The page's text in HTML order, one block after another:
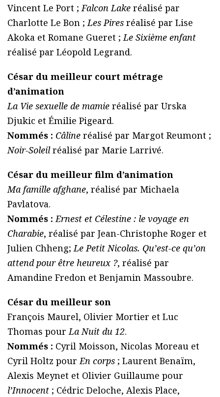
Vincent Le Port ;Falcon Lake réalisé par
Charlotte Le Bon ;Les Pires réalisé par Lise
Akoka et Romane Gueret ;Le Sixième enfant
réalisé par Léopold Legrand.
César du meilleur court métrage
d’animation
La Vie sexuelle de mamie réalisé par Urska
Djukic et Émilie Pigeard.
Nommés : Câline réalisé par Margot Reumont ;
Noir-Soleilréalisé par Marie Larrivé.
César du meilleur film d’animation
Ma famille afghane, réalisé par Michaela
Pavlatova.
Nommés : Ernest et Célestine : le voyage en
Charabie, réalisé par Jean-Christophe Roger et
Julien Chheng;Le Petit Nicolas. Qu’est-ce qu’on
attend pour être heureux ?, réalisé par
Amandine Fredon et Benjamin Massoubre.
César du meilleur son
François Maurel, Olivier Mortier et Luc
Thomas pourLa Nuit du 12.
Nommés : Cyril Moisson, Nicolas Moreau et
Cyril Holtz pourEn corps ; Laurent Benaïm,
Alexis Meynet et Olivier Guillaume pour
l’Innocent ; Cédric Deloche, Alexis Place,